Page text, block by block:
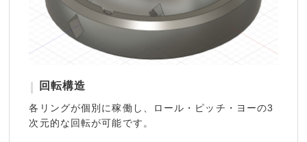
回転構造
各リングが個別に稼働し、ロール・ピッチ・ヨーの3
次元的な回転が可能です。